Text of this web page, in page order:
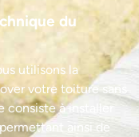
du
utilisons la
votre toiture sans
consiste à installer
ainsi de